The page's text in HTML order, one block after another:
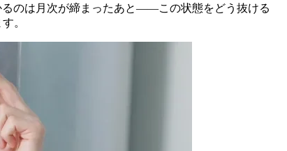
のは月次が締まったあと——この状態をどう抜ける
。